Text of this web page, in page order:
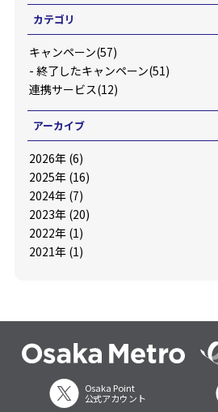
カテゴリ
キャンペーン(57)
-終了したキャンペーン(51)
連携サービス(12)
アーカイブ
2026年 (6)
2025年 (16)
2024年 (7)
2023年 (20)
2022年 (1)
2021年 (1)
Osaka Point
公式アカウント